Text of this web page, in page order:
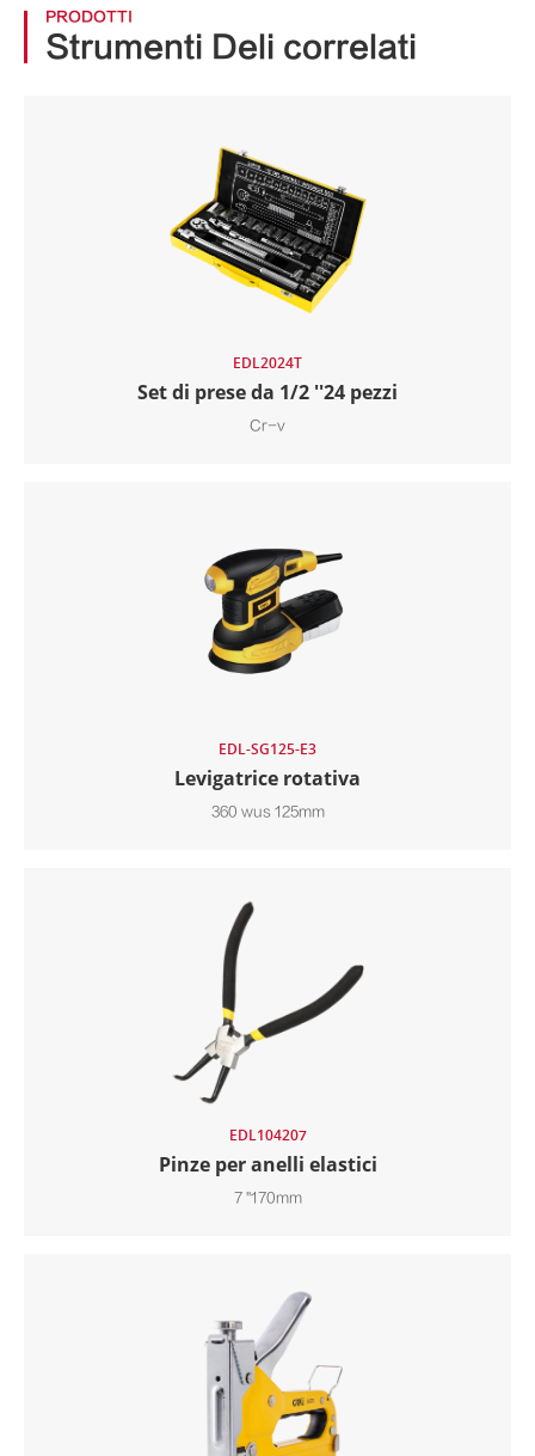
PRODOTTI
Strumenti Deli correlati
EDL2024T
Set di prese da 1/2 ''24 pezzi
Cr-v
EDL-SG125-E3
Levigatrice rotativa
360 wus 125mm
EDL104207
Pinze per anelli elastici
7 ''170mm